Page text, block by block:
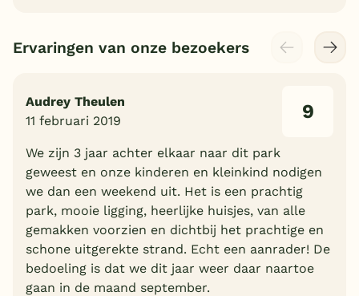
Ervaringen van onze bezoekers
Audrey Theulen
11 februari 2019
9
We zijn 3 jaar achter elkaar naar dit park
geweest en onze kinderen en kleinkind nodigen
we dan een weekend uit. Het is een prachtig
park, mooie ligging, heerlijke huisjes, van alle
gemakken voorzien en dichtbij het prachtige en
schone uitgerekte strand. Echt een aanrader! De
bedoeling is dat we dit jaar weer daar naartoe
gaan in de maand september.